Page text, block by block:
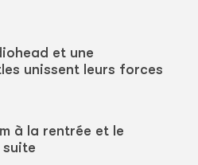
et une
unissent leurs forces
à la rentrée et le